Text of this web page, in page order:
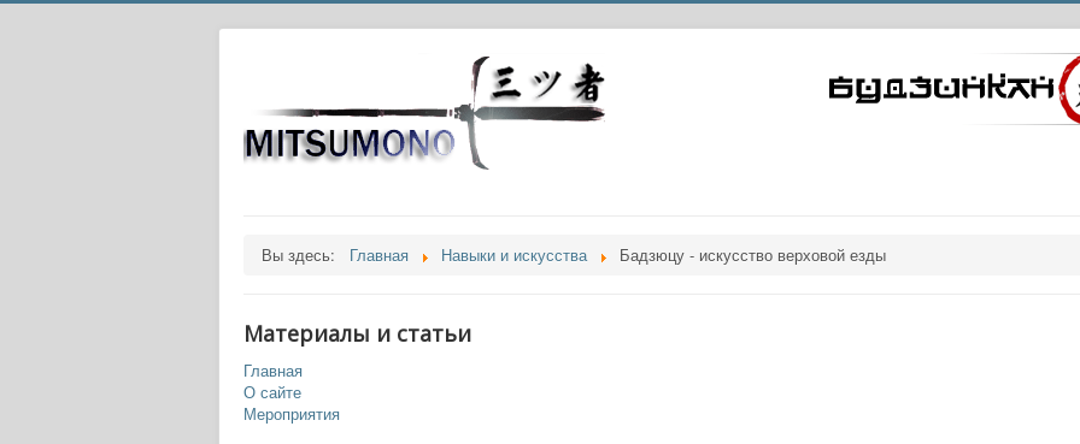
Вы здесь: Главная Навыки и искусства Бадзюцу - искусство верховой езды
Материалы и статьи
Главная
О сайте
Мероприятия